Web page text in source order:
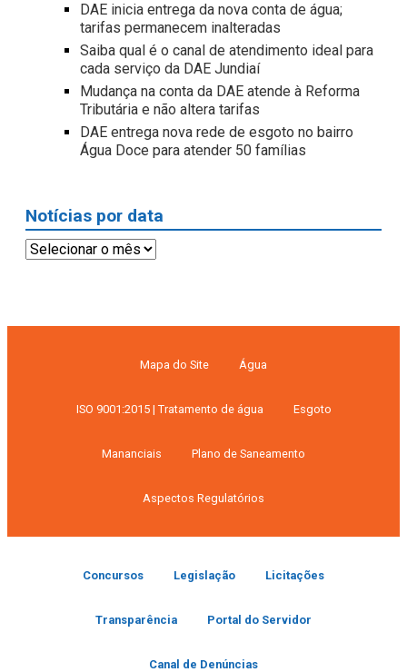
DAE inicia entrega da nova conta de água;
tarifas permanecem inalteradas
Saiba qual é o canal de atendimento ideal para
cada serviço da DAE Jundiaí
Mudança na conta da DAE atende à Reforma
Tributária e não altera tarifas
DAE entrega nova rede de esgoto no bairro
Água Doce para atender 50 famílias
Notícias por data
Notícias
Mapa do Site Água
ISO 9001:2015 | Tratamento de água Esgoto
Mananciais Plano de Saneamento
Aspectos Regulatórios
Concursos Legislação Licitações
Transparência Portal do Servidor
Canal de Denúncias